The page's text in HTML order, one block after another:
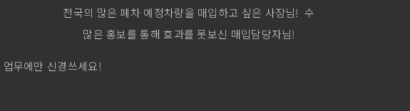
전국의 많은 폐차 예정차량을 매입하고 싶은 사장님! 수
많은 홍보를 통해 효과를 못보신 매입담당자님!
무에만 신경쓰세요!